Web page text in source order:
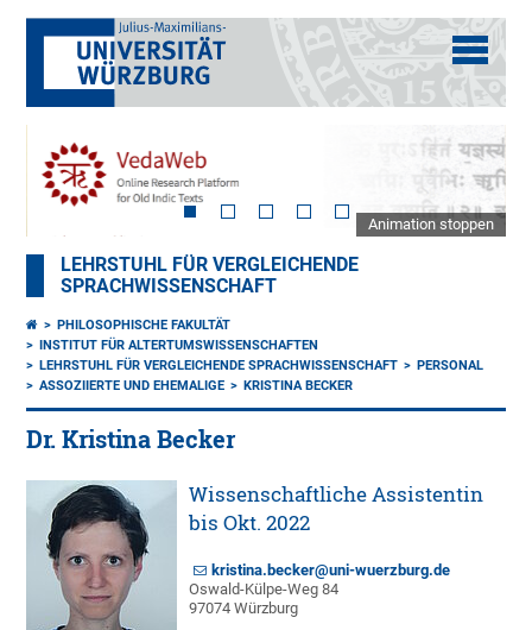
Animation stoppen
LEHRSTUHL FÜR VERGLEICHENDE
SPRACHWISSENSCHAFT
PHILOSOPHISCHE FAKULTÄT
INSTITUT FÜR ALTERTUMSWISSENSCHAFTEN
LEHRSTUHL FÜR VERGLEICHENDE SPRACHWISSENSCHAFT
PERSONAL
ASSOZIIERTE UND EHEMALIGE
KRISTINA BECKER
Dr. Kristina Becker
Wissenschaftliche Assistentin
bis Okt. 2022
kristina.becker@uni-wuerzburg.de
Oswald-Külpe-Weg 84
97074 Würzburg